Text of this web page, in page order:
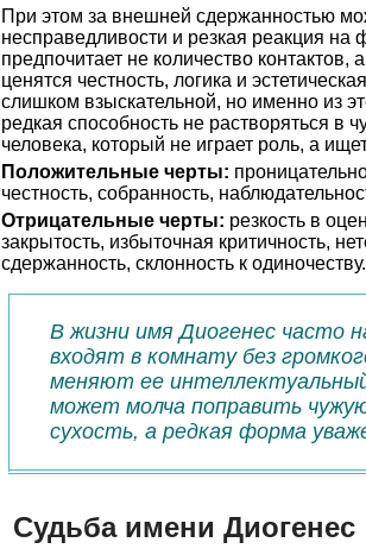
При этом за внешней сдержанностью
несправедливости и резкая реакция
предпочитает не количество
ценятся честность, логика и
слишком взыскательной, но именно из
редкая способность не растворяться в
человека, который не играет роль, а
Положительные черты:
честность, собранность,
Отрицательные черты: резкость в
закрытость, избыточная критичность,
сдержанность, склонность к одиночеству.
В жизни имя Диогенес часто
входят в комнату без
меняют ее
может молча поправить
сухость, а редкая форма
Судьба имени Диогенес